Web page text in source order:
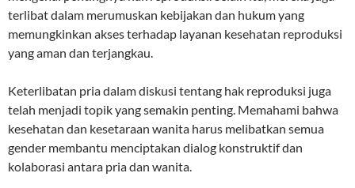
terlibat dalam merumuskan kebijakan dan hukum yang
memungkinkan akses terhadap layanan kesehatan reproduksi
yang aman dan terjangkau.
Keterlibatan pria dalam diskusi tentang hak reproduksi juga
telah menjadi topik yang semakin penting. Memahami bahwa
kesehatan dan kesetaraan wanita harus melibatkan semua
gender membantu menciptakan dialog konstruktif dan
kolaborasi antara pria dan wanita.